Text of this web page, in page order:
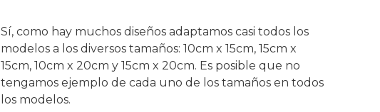
Sí, como hay muchos diseños adaptamos casi todos los
modelos a los diversos tamaños: 10cm x 15cm, 15cm x
15cm, 10cm x 20cm y 15cm x 20cm. Es posible que no
tengamos ejemplo de cada uno de los tamaños en todos
los modelos.